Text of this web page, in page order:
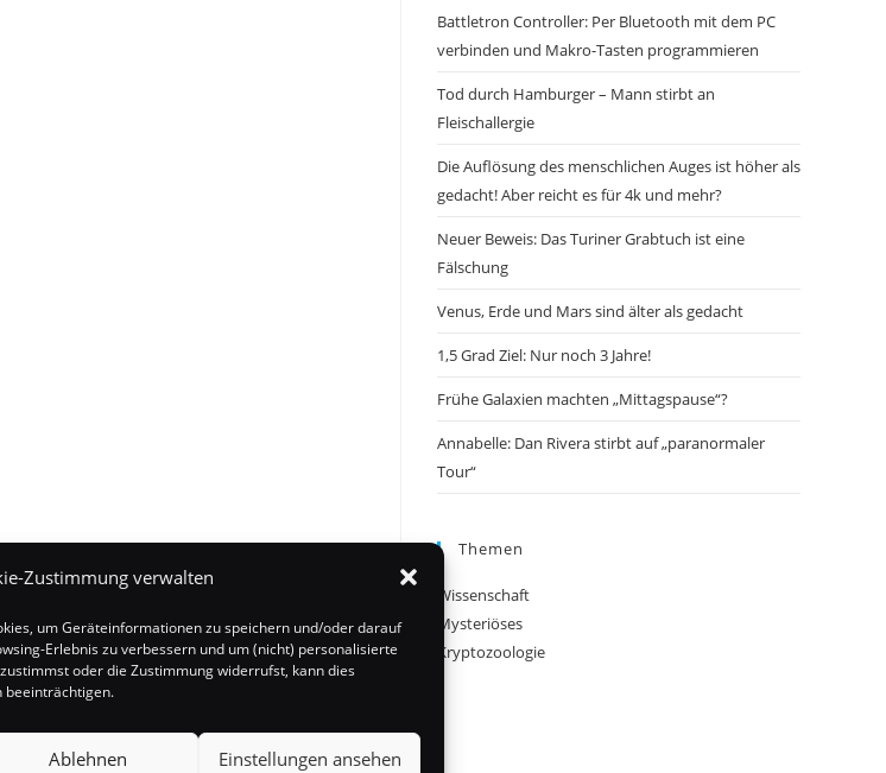
Zustimmung verwalten
um Geräteinformationen zu speichern und/oder darauf
Erlebnis zu verbessern und um (nicht) personalisierte
oder die Zustimmung widerrufst, kann dies
beeinträchtigen.
Ablehnen Einstellungen ansehen
Battletron Controller: Per Bluetooth mit dem PC
verbinden und Makro-Tasten programmieren
Tod durch Hamburger – Mann stirbt an
Fleischallergie
Die Auflösung des menschlichen Auges ist höher als
gedacht! Aber reicht es für 4k und mehr?
Neuer Beweis: Das Turiner Grabtuch ist eine
Fälschung
Venus, Erde und Mars sind älter als gedacht
1,5 Grad Ziel: Nur noch 3 Jahre!
Frühe Galaxien machten „Mittagspause“?
Annabelle: Dan Rivera stirbt auf „paranormaler
Tour“
Themen
Wissenschaft
Mysteriöses
Kryptozoologie